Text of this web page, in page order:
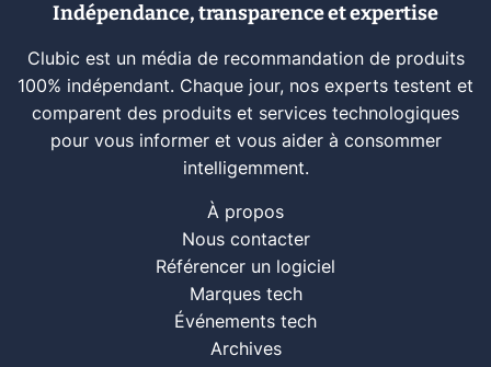
Indépendance, transparence et expertise
Clubic est un média de recommandation de produits
100% indépendant. Chaque jour, nos experts testent et
comparent des produits et services technologiques
pour vous informer et vous aider à consommer
intelligemment.
À propos
Nous contacter
Référencer un logiciel
Marques tech
Événements tech
Archives